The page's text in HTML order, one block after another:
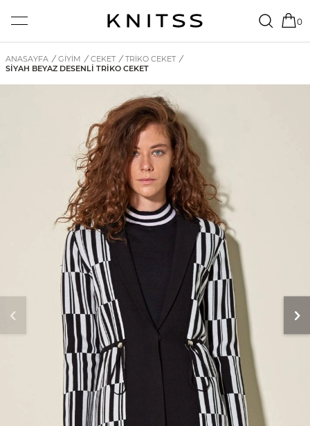
0
ANASAYFA / GİYİM / CEKET / TRIKO CEKET /
SIYAH BEYAZ DESENLI TRIKO CEKET